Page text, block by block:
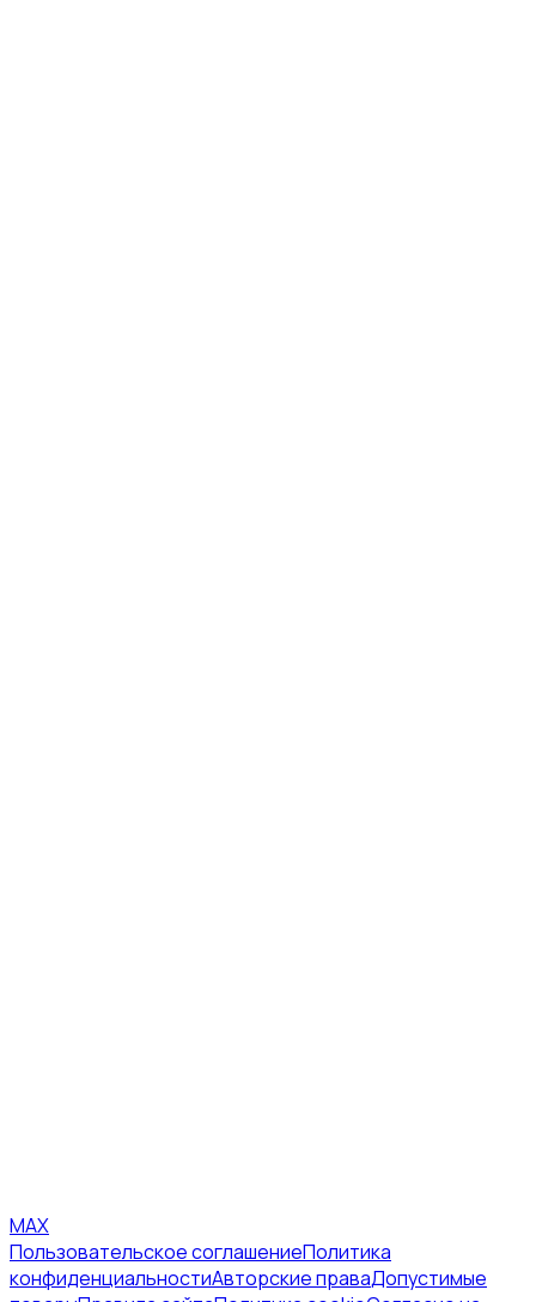
MAX
Пользовательское соглашениеПолитика
конфиденциальностиАвторские праваДопустимые